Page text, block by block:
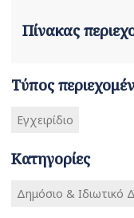
Πίνακας
Τύπος
Εγχειρίδιο
Κατηγορίες
Δημόσιο & Ιδιωτικό